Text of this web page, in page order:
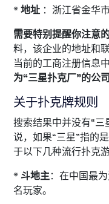
*地址 ：浙江省金华
需要特别提醒你注意
料，该企业的地址和
当前的工商注册信息
为“三星扑克厂”的公司
关于扑克牌规则
搜索结果中并没有“
说，如果“三星”指的
于以下几种流行扑克
* 斗地主：在中国最
名玩家。